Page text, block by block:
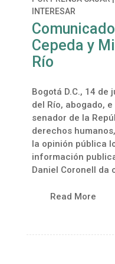
INTERESAR
Cepeda y
Río
Bogotá D.C., 14 de
del Río, abogado,
senador de la
derechos
la opinión pública
información
Daniel Coronell da
Read More